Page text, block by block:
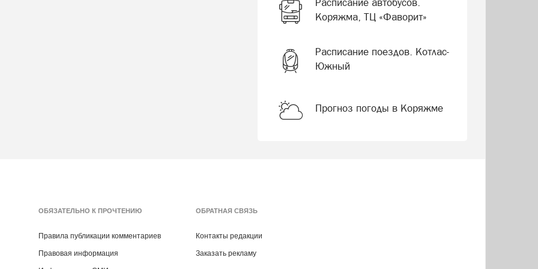
Коряжма, ТЦ «Фаворит»
Расписание поездов. Котлас-
Южный
Прогноз погоды в Коряжме
ОБЯЗАТЕЛЬНО К ПРОЧТЕНИЮ
Правила публикации комментариев
Правовая информация
ОБРАТНАЯ СВЯЗЬ
Контакты редакции
Заказать рекламу